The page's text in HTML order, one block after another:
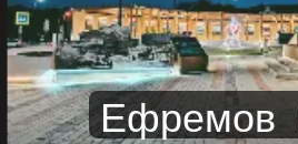
Ефремов